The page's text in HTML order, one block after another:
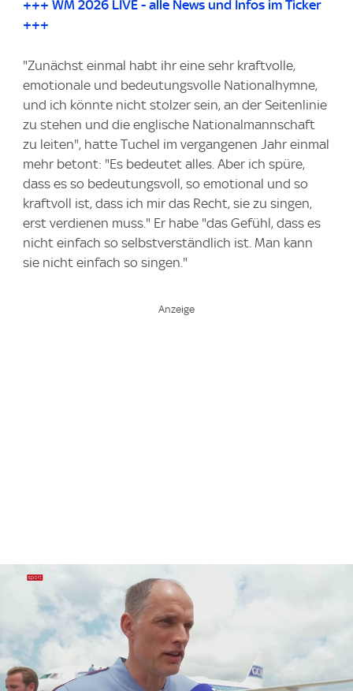
+++ WM 2026 LIVE - alle News und Infos im Ticker
+++
"Zunächst einmal habt ihr eine sehr kraftvolle,
emotionale und bedeutungsvolle Nationalhymne,
und ich könnte nicht stolzer sein, an der Seitenlinie
zu stehen und die englische Nationalmannschaft
zu leiten", hatte Tuchel im vergangenen Jahr einmal
mehr betont: "Es bedeutet alles. Aber ich spüre,
dass es so bedeutungsvoll, so emotional und so
kraftvoll ist, dass ich mir das Recht, sie zu singen,
erst verdienen muss." Er habe "das Gefühl, dass es
nicht einfach so selbstverständlich ist. Man kann
sie nicht einfach so singen."